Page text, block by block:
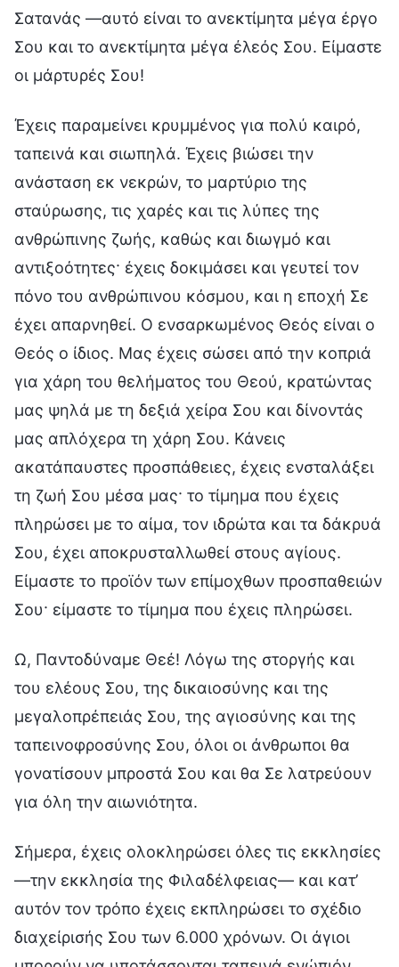
Σατανάς —αυτό είναι το ανεκτίμητα μέγα έργο
Σου και το ανεκτίμητα μέγα έλεός Σου. Είμαστε
οι μάρτυρές Σου!
Έχεις παραμείνει κρυμμένος για πολύ καιρό,
ταπεινά και σιωπηλά. Έχεις βιώσει την
ανάσταση εκ νεκρών, το μαρτύριο της
σταύρωσης, τις χαρές και τις λύπες της
ανθρώπινης ζωής, καθώς και διωγμό και
αντιξοότητες· έχεις δοκιμάσει και γευτεί τον
πόνο του ανθρώπινου κόσμου, και η εποχή Σε
έχει απαρνηθεί. Ο ενσαρκωμένος Θεός είναι ο
Θεός ο ίδιος. Μας έχεις σώσει από την κοπριά
για χάρη του θελήματος του Θεού, κρατώντας
μας ψηλά με τη δεξιά χείρα Σου και δίνοντάς
μας απλόχερα τη χάρη Σου. Κάνεις
ακατάπαυστες προσπάθειες, έχεις ενσταλάξει
τη ζωή Σου μέσα μας· το τίμημα που έχεις
πληρώσει με το αίμα, τον ιδρώτα και τα δάκρυά
Σου, έχει αποκρυσταλλωθεί στους αγίους.
Είμαστε το προϊόν των επίμοχθων προσπαθειών
Σου· είμαστε το τίμημα που έχεις πληρώσει.
Ω, Παντοδύναμε Θεέ! Λόγω της στοργής και
του ελέους Σου, της δικαιοσύνης και της
μεγαλοπρέπειάς Σου, της αγιοσύνης και της
ταπεινοφροσύνης Σου, όλοι οι άνθρωποι θα
γονατίσουν μπροστά Σου και θα Σε λατρεύουν
για όλη την αιωνιότητα.
Σήμερα, έχεις ολοκληρώσει όλες τις εκκλησίες
—την εκκλησία της Φιλαδέλφειας— και κατ’
αυτόν τον τρόπο έχεις εκπληρώσει το σχέδιο
διαχείρισής Σου των 6.000 χρόνων. Οι άγιοι